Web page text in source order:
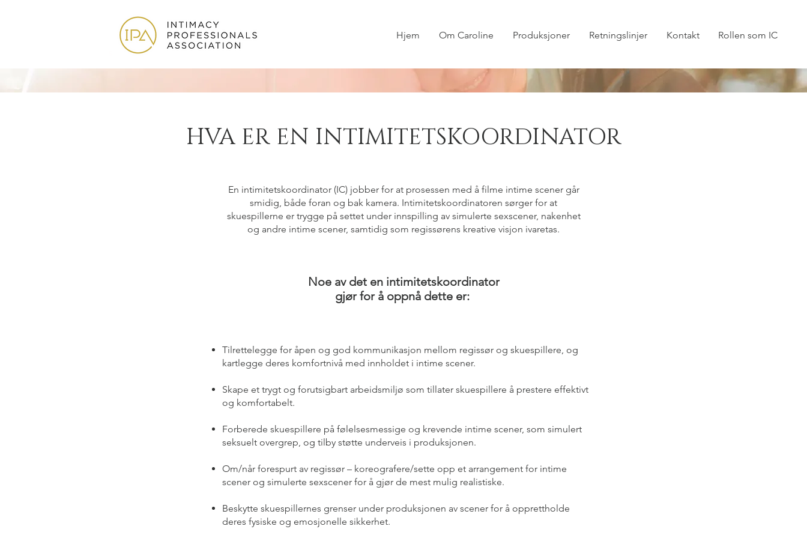
Hjem Om Caroline Produksjoner Retningslinjer Kontakt Rollen som IC
HVA ER EN INTIMITETSKOORDINATOR
En intimitetskoordinator (IC) jobber for at prosessen med å filme intime scener går
smidig, både foran og bak kamera. Intimitetskoordinatoren sørger for at
skuespillerne er trygge på settet under innspilling av simulerte sexscener, nakenhet
og andre intime scener, samtidig som regissørens kreative visjon ivaretas.
Noe av det en intimitetskoordinator
gjør for å oppnå dette er:
Tilrettelegge for åpen og god kommunikasjon mellom regissør og skuespillere, og
kartlegge deres komfortnivå med innholdet i intime scener.
Skape et trygt og forutsigbart arbeidsmiljø som tillater skuespillere å prestere effektivt
og komfortabelt.
Forberede skuespillere på følelsesmessige og krevende intime scener, som simulert
seksuelt overgrep, og tilby støtte underveis i produksjonen.
Om/når forespurt av regissør – koreografere/sette opp et arrangement for intime
scener og simulerte sexscener for å gjør de mest mulig realistiske.
Beskytte skuespillernes grenser under produksjonen av scener for å opprettholde
deres fysiske og emosjonelle sikkerhet.